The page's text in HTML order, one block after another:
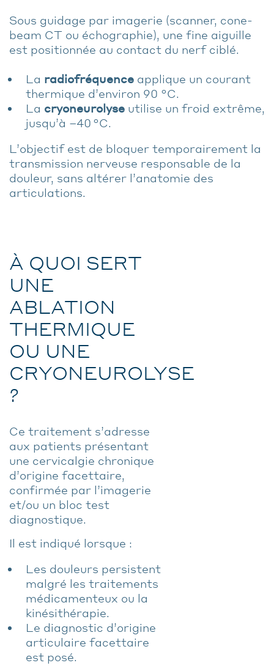
Sous guidage par imagerie (scanner, cone-
beam CT ou échographie), une fine aiguille
est positionnée au contact du nerf ciblé.
La radiofréquence applique un courant
thermique d’environ 90 °C.
La cryoneurolyse utilise un froid extrême,
jusqu’à –40 °C.
L’objectif est de bloquer temporairement la
transmission nerveuse responsable de la
douleur, sans altérer l’anatomie des
articulations.
À QUOI SERT
UNE
ABLATION
THERMIQUE
OU UNE
CRYONEUROLYSE
?
Ce traitement s’adresse
aux patients présentant
une cervicalgie chronique
d’origine facettaire,
confirmée par l’imagerie
et/ou un bloc test
diagnostique.
Il est indiqué lorsque :
Les douleurs persistent
malgré les traitements
médicamenteux ou la
kinésithérapie.
Le diagnostic d’origine
articulaire facettaire
est posé.